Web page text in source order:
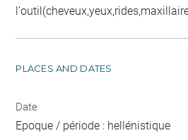
PLACES AND DATES
Date
Epoque / période : hellénistique